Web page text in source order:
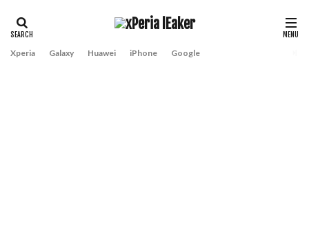
Xperia Galaxy Huawei iPhone Google